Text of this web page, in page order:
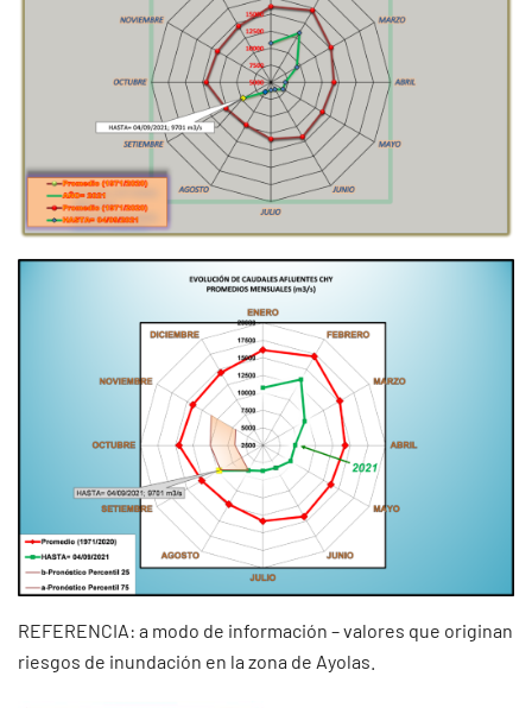
REFERENCIA: a modo de información – valores que originan
riesgos de inundación en la zona de Ayolas.